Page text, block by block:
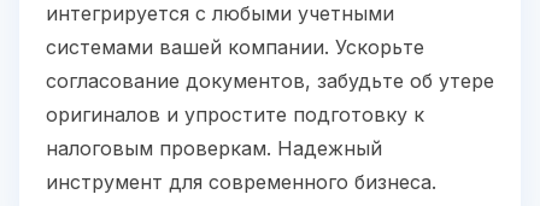
интегрируется с любыми учетными
системами вашей компании. Ускорьте
согласование документов, забудьте об утере
оригиналов и упростите подготовку к
налоговым проверкам. Надежный
инструмент для современного бизнеса.